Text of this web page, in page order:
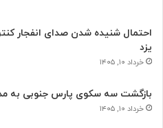
احتمال شنیده شدن صدای انفجار
یزد
خرداد ۱۰, ۱۴۰۵
بازگشت سه سکوی پارس جنوبی به
خرداد ۱۰, ۱۴۰۵